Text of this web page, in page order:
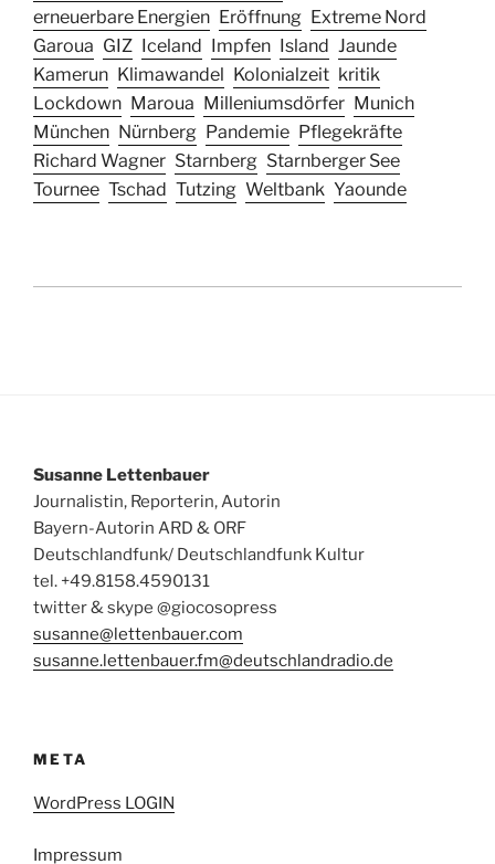
erneuerbare Energien Eröffnung Extreme Nord
Garoua GIZ Iceland Impfen Island Jaunde
Kamerun Klimawandel Kolonialzeit kritik
Lockdown Maroua Milleniumsdörfer Munich
München Nürnberg Pandemie Pflegekräfte
Richard Wagner Starnberg Starnberger See
Tournee Tschad Tutzing Weltbank Yaounde
Susanne Lettenbauer
Journalistin, Reporterin, Autorin
Bayern-Autorin ARD & ORF
Deutschlandfunk/ Deutschlandfunk Kultur
tel. +49.8158.4590131
twitter & skype @giocosopress
susanne@lettenbauer.com
susanne.lettenbauer.fm@deutschlandradio.de
META
WordPress LOGIN
Impressum